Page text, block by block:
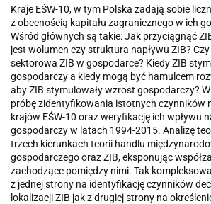
Kraje EŚW-10, w tym Polska zadają sobie
z obecnością kapitału zagranicznego w ich
Wśród głównych są takie: Jak przyciągnąć
jest wolumen czy struktura napływu ZIB?
sektorowa ZIB w gospodarce? Kiedy ZIB
gospodarczy a kiedy mogą być hamulcem
aby ZIB stymulowały wzrost gospodarczy?
próbę zidentyfikowania istotnych czynników
krajów EŚW-10 oraz weryfikację ich wpływu
gospodarczy w latach 1994-2015. Analizę
trzech kierunkach teorii handlu
gospodarczego oraz ZIB, eksponując
zachodzące pomiędzy nimi. Tak
z jednej strony na identyfikację czynników
lokalizacji ZIB jak z drugiej strony na